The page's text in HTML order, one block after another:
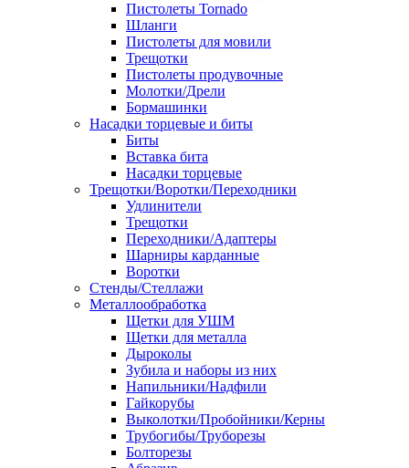
Пистолеты Tornado
Шланги
Пистолеты для мовили
Трещотки
Пистолеты продувочные
Молотки/Дрели
Бормашинки
Насадки торцевые и биты
Биты
Вставка бита
Насадки торцевые
Трещотки/Воротки/Переходники
Удлинители
Трещотки
Переходники/Адаптеры
Шарниры карданные
Воротки
Стенды/Стеллажи
Металлообработка
Щетки для УШМ
Щетки для металла
Дыроколы
Зубила и наборы из них
Напильники/Надфили
Гайкорубы
Выколотки/Пробойники/Керны
Трубогибы/Труборезы
Болторезы